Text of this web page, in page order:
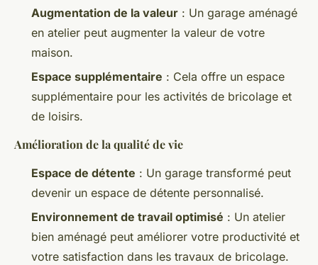
Augmentation de la valeur : Un garage aménagé
en atelier peut augmenter la valeur de votre
maison.
Espace supplémentaire : Cela offre un espace
supplémentaire pour les activités de bricolage et
de loisirs.
Amélioration de la qualité de vie
Espace de détente : Un garage transformé peut
devenir un espace de détente personnalisé.
Environnement de travail optimisé : Un atelier
bien aménagé peut améliorer votre productivité et
votre satisfaction dans les travaux de bricolage.